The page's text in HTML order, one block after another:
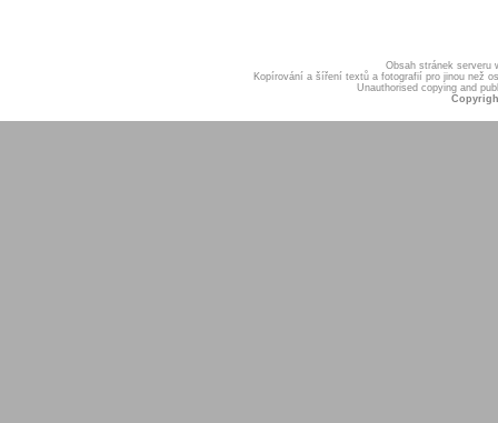
Obsah stránek serveru
Kopírování a šíření textů a fotografií pro jinou než
Unauthorised copying and